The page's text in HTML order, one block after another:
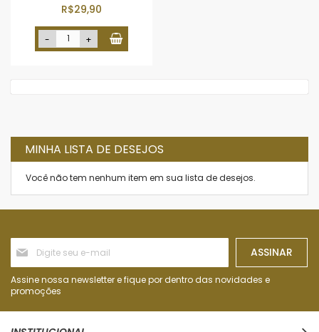
R$29,90
- +
MINHA LISTA DE DESEJOS
Você não tem nenhum item em sua lista de desejos.
Inscreva-
se
na
nossa
Newsletter:
ASSINAR
Assine nossa newsletter e fique por dentro das novidades e
promoções